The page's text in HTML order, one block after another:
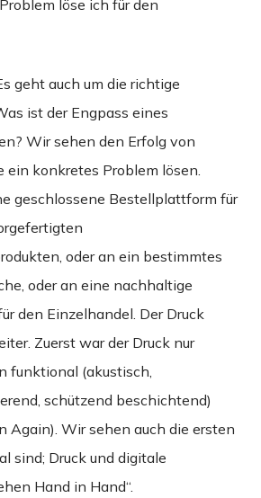
löse ich für den
geht auch um die richtige
ist der Engpass eines
Wir sehen den Erfolg von
ein konkretes Problem lösen.
geschlossene Bestellplattform für
oder an ein bestimmtes
oder an eine nachhaltige
den Einzelhandel. Der Druck
Zuerst war der Druck nur
funktional (akustisch,
schützend beschichtend)
Again). Wir sehen auch die ersten
sind; Druck und digitale
Hand in Hand“.